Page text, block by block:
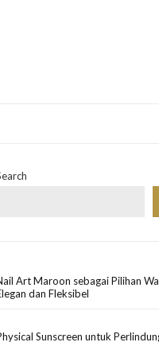
Art Maroon sebagai Pilihan
dan Fleksibel
Sunscreen untuk